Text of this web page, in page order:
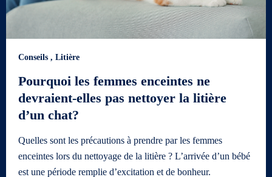
Conseils , Litière
Pourquoi les femmes enceintes ne
devraient-elles pas nettoyer la litière
d’un chat?
Quelles sont les précautions à prendre par les femmes
enceintes lors du nettoyage de la litière ? L’arrivée d’un bébé
est une période remplie d’excitation et de bonheur.